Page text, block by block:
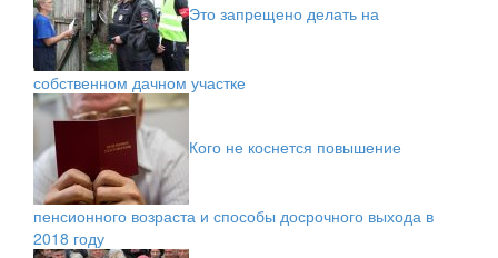
Это запрещено делать на
собственном дачном участке
Кого не коснется повышение
пенсионного возраста и способы досрочного выхода в
2018 году